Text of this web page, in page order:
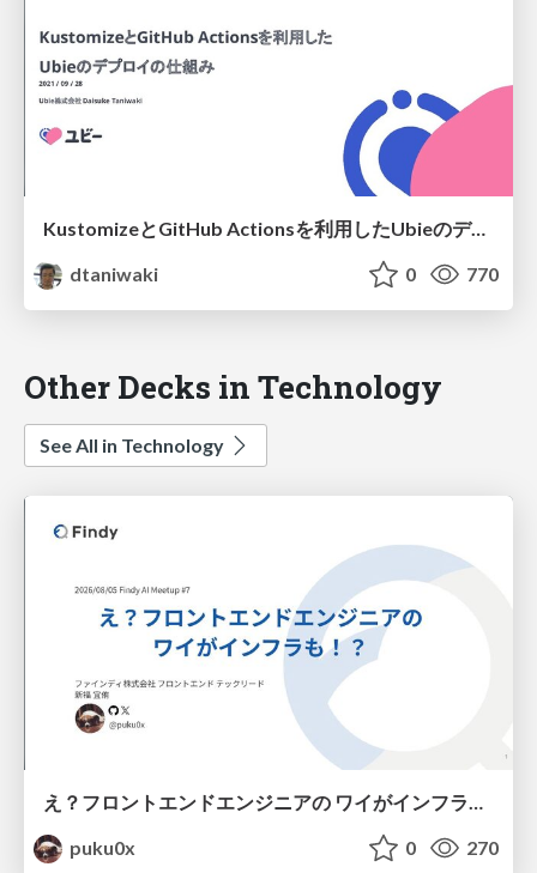
KustomizeとGitHub Actionsを利用したUbieのデプロイの仕組み
dtaniwaki
0 770
Other Decks in Technology
See All in Technology
え？フロントエンドエンジニアの ワイがインフラも！？
puku0x
0 270